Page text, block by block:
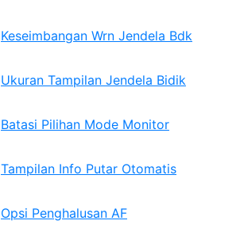
Keseimbangan Wrn Jendela Bdk
Ukuran Tampilan Jendela Bidik
Batasi Pilihan Mode Monitor
Tampilan Info Putar Otomatis
Opsi Penghalusan AF